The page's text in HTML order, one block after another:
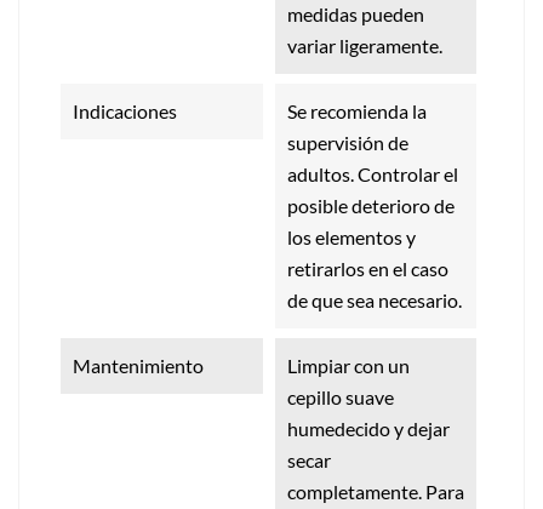
medidas pueden
variar ligeramente.
Indicaciones
Se recomienda la
supervisión de
adultos. Controlar el
posible deterioro de
los elementos y
retirarlos en el caso
de que sea necesario.
Mantenimiento
Limpiar con un
cepillo suave
humedecido y dejar
secar
completamente. Para